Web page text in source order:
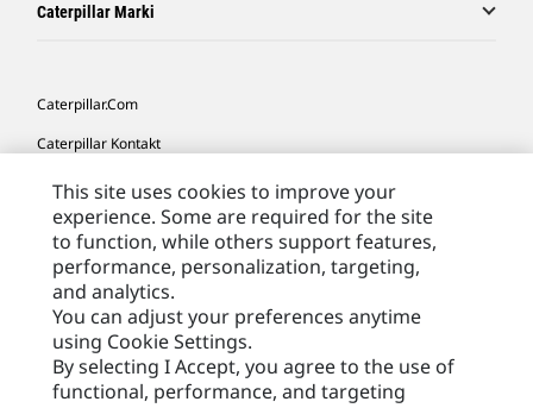
Caterpillar Marki
Caterpillar.com
Caterpillar Kontakt
Caterpillar Kontakt
Moje Preferencje Marketingowe
Site Map
Cookie Settings
Legal
Privacy
This site uses cookies to improve your
experience. Some are required for the site
to function, while others support features,
performance, personalization, targeting,
and analytics.
You can adjust your preferences anytime
using Cookie Settings.
By selecting I Accept, you agree to the use of
functional, performance, and targeting